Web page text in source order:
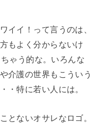
イイ！って言うのは、
もよく分からないけ
ゃう的な。いろんな
介護の世界もこういう
・特に若い人には。
とないオサレなロゴ。